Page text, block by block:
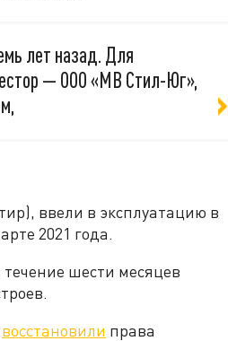
лет назад. Для
— ООО «МВ Стил-Юг»,
ввели в эксплуатацию в
2021 года.
шести месяцев
восстановили права